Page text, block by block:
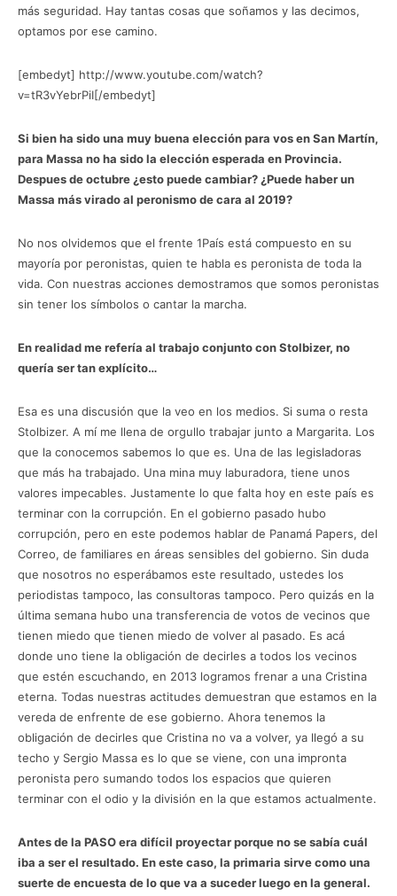
más seguridad. Hay tantas cosas que soñamos y las decimos,
optamos por ese camino.
[embedyt] http://www.youtube.com/watch?
v=tR3vYebrPiI[/embedyt]
Si bien ha sido una muy buena elección para vos en San Martín,
para Massa no ha sido la elección esperada en Provincia.
Despues de octubre ¿esto puede cambiar? ¿Puede haber un
Massa más virado al peronismo de cara al 2019?
No nos olvidemos que el frente 1País está compuesto en su
mayoría por peronistas, quien te habla es peronista de toda la
vida. Con nuestras acciones demostramos que somos peronistas
sin tener los símbolos o cantar la marcha.
En realidad me refería al trabajo conjunto con Stolbizer, no
quería ser tan explícito…
Esa es una discusión que la veo en los medios. Si suma o resta
Stolbizer. A mí me llena de orgullo trabajar junto a Margarita. Los
que la conocemos sabemos lo que es. Una de las legisladoras
que más ha trabajado. Una mina muy laburadora, tiene unos
valores impecables. Justamente lo que falta hoy en este país es
terminar con la corrupción. En el gobierno pasado hubo
corrupción, pero en este podemos hablar de Panamá Papers, del
Correo, de familiares en áreas sensibles del gobierno. Sin duda
que nosotros no esperábamos este resultado, ustedes los
periodistas tampoco, las consultoras tampoco. Pero quizás en la
última semana hubo una transferencia de votos de vecinos que
tienen miedo que tienen miedo de volver al pasado. Es acá
donde uno tiene la obligación de decirles a todos los vecinos
que estén escuchando, en 2013 logramos frenar a una Cristina
eterna. Todas nuestras actitudes demuestran que estamos en la
vereda de enfrente de ese gobierno. Ahora tenemos la
obligación de decirles que Cristina no va a volver, ya llegó a su
techo y Sergio Massa es lo que se viene, con una impronta
peronista pero sumando todos los espacios que quieren
terminar con el odio y la división en la que estamos actualmente.
Antes de la PASO era difícil proyectar porque no se sabía cuál
iba a ser el resultado. En este caso, la primaria sirve como una
suerte de encuesta de lo que va a suceder luego en la general.